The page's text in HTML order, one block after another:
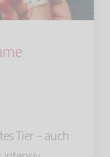
Tier – auch